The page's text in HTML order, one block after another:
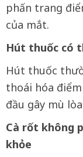
phấn trang
của mắt.
Hút thuốc có
Hút thuốc
thoái hóa
đầu gây mù
Cà rốt không
khỏe